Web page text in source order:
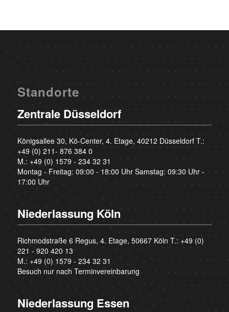
Standorte
Zentrale Düsseldorf
Königsallee 30, Kö-Center, 4. Etage, 40212 Düsseldorf T.:
+49 (0) 211- 876 384 0
M.: +49 (0) 1579 - 234 32 31
Montag - Freitag: 09:00 - 18:00 Uhr Samstag: 09:30 Uhr -
17:00 Uhr
Niederlassung Köln
Richmodstraße 6 Regus, 4. Etage, 50667 Köln T.: +49 (0)
221 - 920 420 13
M.: +49 (0) 1579 - 234 32 31
Besuch nur nach Terminvereinbarung
Niederlassung Essen